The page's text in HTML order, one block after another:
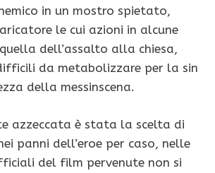
in un mostro spietato,
le cui azioni in alcune
dell’assalto alla chiesa,
da metabolizzare per la sin
della messinscena.
azzeccata è stata la scelta di
panni dell’eroe per caso, nelle
del film pervenute non si